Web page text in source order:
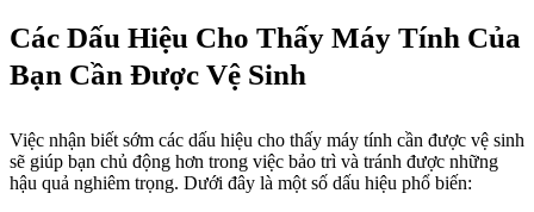
Các Dấu Hiệu Cho Thấy Máy Tính Của
Bạn Cần Được Vệ Sinh
Việc nhận biết sớm các dấu hiệu cho thấy máy tính cần được vệ sinh
sẽ giúp bạn chủ động hơn trong việc bảo trì và tránh được những
hậu quả nghiêm trọng. Dưới đây là một số dấu hiệu phổ biến: